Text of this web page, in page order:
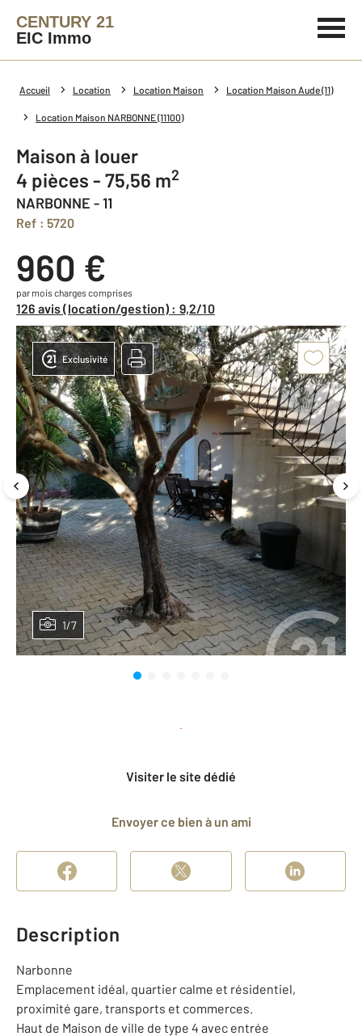
CENTURY 21
EIC Immo
Accueil Location Location Maison Location Maison Aude (11)
Location Maison NARBONNE (11100)
Maison à louer
4 pièces - 75,56 m2
NARBONNE - 11
Ref : 5720
960 €
par mois charges comprises
126 avis (location/gestion) : 9,2/10
1/7
Exclusivité
Visiter le site dédié
Envoyer ce bien à un ami
Description
Narbonne
Emplacement idéal, quartier calme et résidentiel,
proximité gare, transports et commerces.
Haut de Maison de ville de type 4 avec entrée